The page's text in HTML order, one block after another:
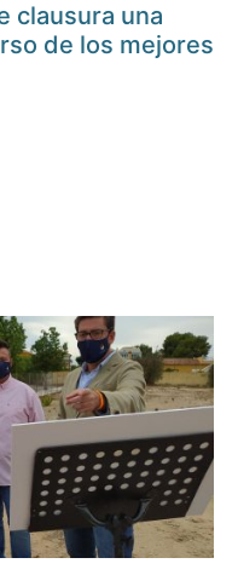
clausura una
de los mejores